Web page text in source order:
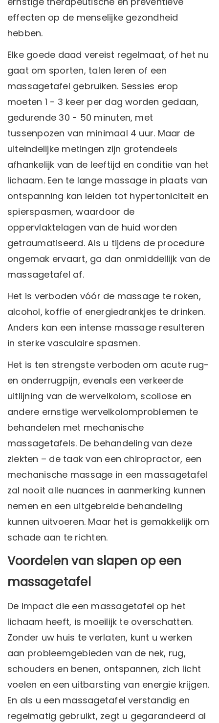
effecten op de menselijke gezondheid
hebben.
Elke goede daad vereist regelmaat, of het nu
gaat om sporten, talen leren of een
massagetafel gebruiken. Sessies erop
moeten 1 - 3 keer per dag worden gedaan,
gedurende 30 - 50 minuten, met
tussenpozen van minimaal 4 uur. Maar de
uiteindelijke metingen zijn grotendeels
afhankelijk van de leeftijd en conditie van het
lichaam. Een te lange massage in plaats van
ontspanning kan leiden tot hypertoniciteit en
spierspasmen, waardoor de
oppervlaktelagen van de huid worden
getraumatiseerd. Als u tijdens de procedure
ongemak ervaart, ga dan onmiddellijk van de
massagetafel af.
Het is verboden vóór de massage te roken,
alcohol, koffie of energiedrankjes te drinken.
Anders kan een intense massage resulteren
in sterke vasculaire spasmen.
Het is ten strengste verboden om acute rug-
en onderrugpijn, evenals een verkeerde
uitlijning van de wervelkolom, scoliose en
andere ernstige wervelkolomproblemen te
behandelen met mechanische
massagetafels. De behandeling van deze
ziekten – de taak van een chiropractor, een
mechanische massage in een massagetafel
zal nooit alle nuances in aanmerking kunnen
nemen en een uitgebreide behandeling
kunnen uitvoeren. Maar het is gemakkelijk om
schade aan te richten.
Voordelen van slapen op een
massagetafel
De impact die een massagetafel op het
lichaam heeft, is moeilijk te overschatten.
Zonder uw huis te verlaten, kunt u werken
aan probleemgebieden van de nek, rug,
schouders en benen, ontspannen, zich licht
voelen en een uitbarsting van energie krijgen.
En als u een massagetafel verstandig en
regelmatig gebruikt, zegt u gegarandeerd al